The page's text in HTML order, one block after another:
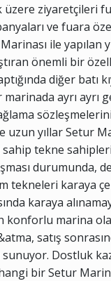
üzere
ve fuara
ile yapılan
önemli bir
diğer
ayrı
yıllar Setur
tekne
tekneleri karaya
karaya
konforlu marina
satış
Dostluk
bir Setur